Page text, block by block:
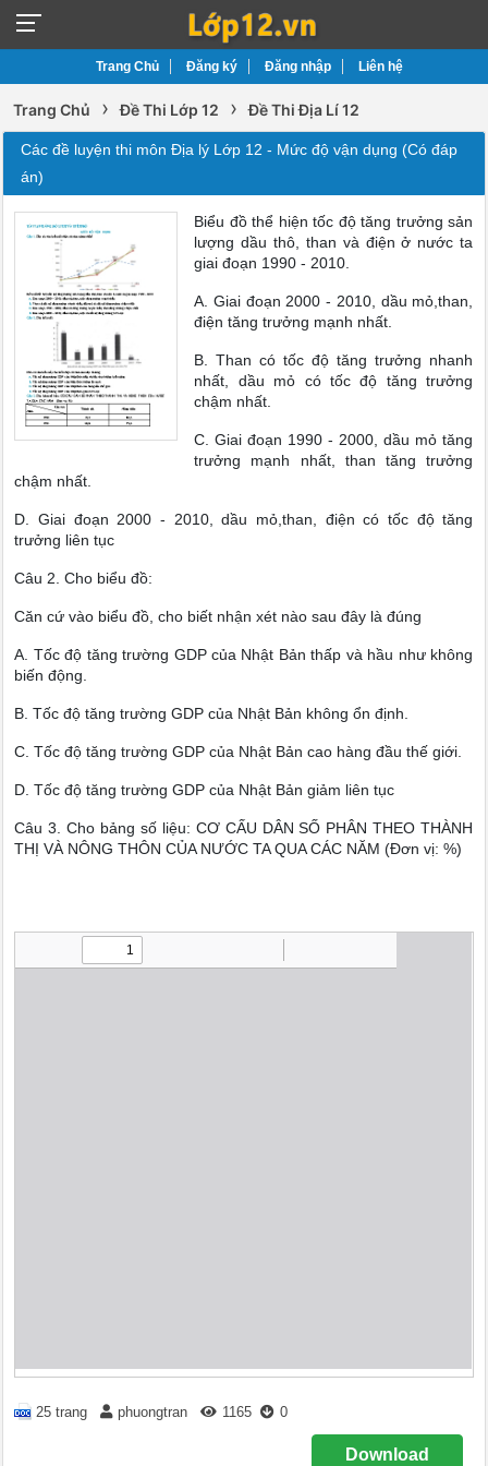
Trang Chủ Đăng ký Đăng nhập Liên hệ
Trang Chủ › Đề Thi Lớp 12 › Đề Thi Địa Lí 12
Các đề luyện thi môn Địa lý Lớp 12 - Mức độ vận dụng (Có đáp
án)
Biểu đồ thể hiện tốc độ tăng trưởng sản
lượng dầu thô, than và điện ở nước ta
giai đoạn 1990 - 2010.
A. Giai đoạn 2000 - 2010, dầu mỏ,than,
điện tăng trưởng mạnh nhất.
B. Than có tốc độ tăng trưởng nhanh
nhất, dầu mỏ có tốc độ tăng trưởng
chậm nhất.
C. Giai đoạn 1990 - 2000, dầu mỏ tăng
trưởng mạnh nhất, than tăng trưởng
chậm nhất.
D. Giai đoạn 2000 - 2010, dầu mỏ,than, điện có tốc độ tăng
trưởng liên tục
Câu 2. Cho biểu đồ:
Căn cứ vào biểu đồ, cho biết nhận xét nào sau đây là đúng
A. Tốc độ tăng trường GDP của Nhật Bản thấp và hầu như không
biến động.
B. Tốc độ tăng trường GDP của Nhật Bản không ổn định.
C. Tốc độ tăng trường GDP của Nhật Bản cao hàng đầu thế giới.
D. Tốc độ tăng trường GDP của Nhật Bản giảm liên tục
Câu 3. Cho bảng số liệu: CƠ CẤU DÂN SỐ PHÂN THEO THÀNH
THỊ VÀ NÔNG THÔN CỦA NƯỚC TA QUA CÁC NĂM (Đơn vị: %)
25 trang phuongtran 1165 0
Download